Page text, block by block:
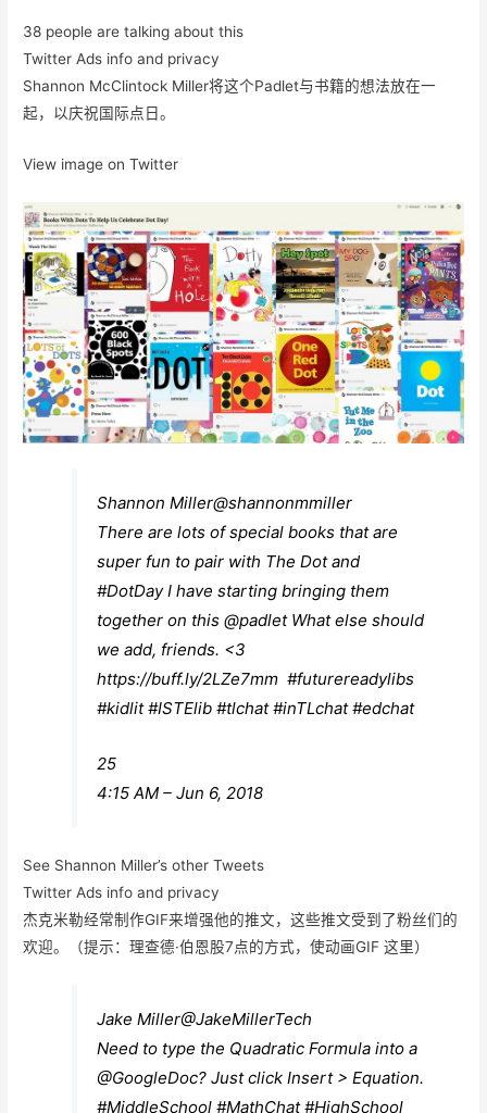
38 people are talking about this
Twitter Ads info and privacy
Shannon McClintock Miller将这个Padlet与书籍的想法放在一
起，以庆祝国际点日。
View image on Twitter
Shannon Miller@shannonmmiller
There are lots of special books that are
super fun to pair with The Dot and
#DotDayI have starting bringing them
together on this@padletWhat else should
we add, friends. <3
https://buff.ly/2LZe7mm #futurereadylibs
#kidlit #ISTElib #tlchat #inTLchat #edchat
25
4:15 AM – Jun 6, 2018
See Shannon Miller’s other Tweets
Twitter Ads info and privacy
杰克米勒经常制作GIF来增强他的推文，这些推文受到了粉丝们的
欢迎。（提示：理查德·伯恩股7点的方式，使动画GIF 这里）
Jake Miller@JakeMillerTech
Need to type the Quadratic Formula into a
@GoogleDoc? Just click Insert > Equation.
#MiddleSchool #MathChat #HighSchool